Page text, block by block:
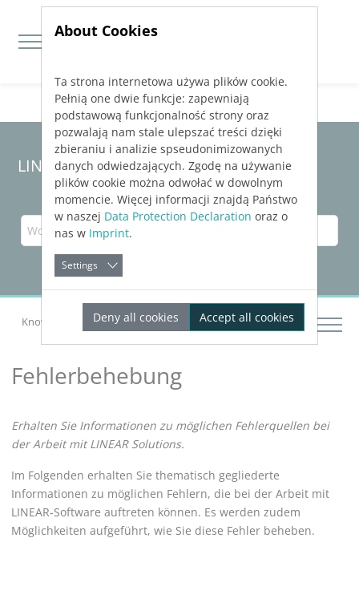
Jump directly to main navigation
Jump directly to content
LINEAR Solutions25für Revit
Knowledge Base Revit Fehlerbehebung
Fehlerbehebung
Erhalten Sie Informationen zu möglichen Fehlerquellen bei
der Arbeit mitLINEARSolutions.
Im Folgenden erhalten Sie thematisch gegliederte
Informationen zu möglichen Fehlern, die bei der Arbeit mit
LINEAR-Software auftreten können. Es werden zudem
Möglichkeiten aufgeführt, wie Sie diese Fehler beheben.
About Cookies
Ta strona internetowa używa plików cookie.
Pełnią one dwie funkcje: zapewniają
podstawową funkcjonalność strony oraz
pozwalają nam stale ulepszać treści dzięki
zbieraniu i analizie spseudonimizowanych
danych odwiedzających. Zgodę na używanie
plików cookie można odwołać w dowolnym
momencie. Więcej informacji znajdą Państwo
w naszej Data Protection Declaration oraz o
nas w Imprint.
Settings
Deny all cookies Accept all cookies